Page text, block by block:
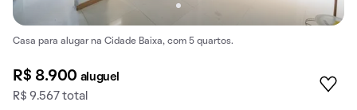
Casa para alugar na Cidade Baixa, com 5 quartos.
R$ 8.900 aluguel
R$ 9.567 total